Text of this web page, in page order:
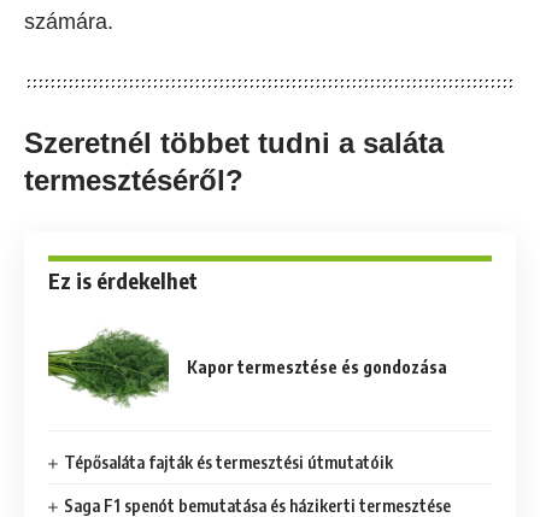
számára.
Szeretnél többet tudni a saláta
termesztéséről?
Ez is érdekelhet
Kapor termesztése és gondozása
Tépősaláta fajták és termesztési útmutatóik
Saga F1 spenót bemutatása és házikerti termesztése